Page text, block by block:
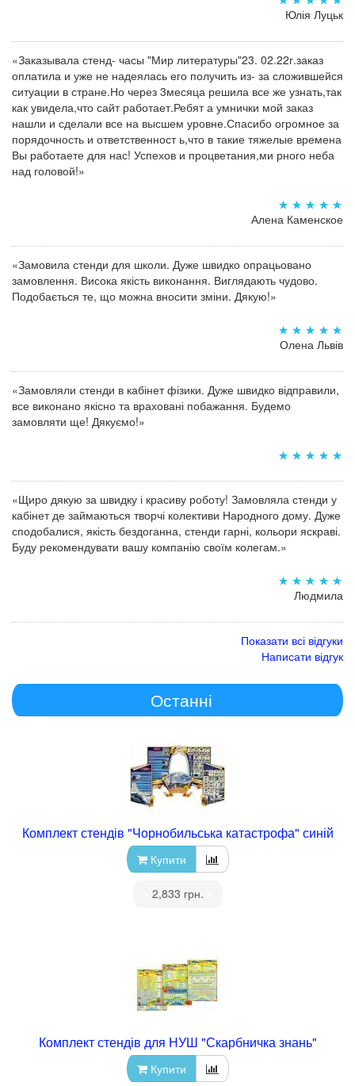
Юлія Луцьк
«Заказывала стенд- часы "Мир литературы"23. 02.22г.заказ
оплатила и уже не надеялась его получить из- за сложившейся
ситуации в стране.Но через 3месяца решила все же узнать,так
как увидела,что сайт работает.Ребят а умнички мой заказ
нашли и сделали все на высшем уровне.Спасибо огромное за
порядочность и ответственност ь,что в такие тяжелые времена
Вы работаете для нас! Успехов и процветания,ми рного неба
над головой!»
Алена Каменское
«Замовила стенди для школи. Дуже швидко опрацьовано
замовлення. Висока якість виконання. Виглядають чудово.
Подобається те, що можна вносити зміни. Дякую!»
Олена Львів
«Замовляли стенди в кабінет фізики. Дуже швидко відправили,
все виконано якісно та враховані побажання. Будемо
замовляти ще! Дякуємо!»
«Щиро дякую за швидку і красиву роботу! Замовляла стенди у
кабінет де займаються творчі колективи Народного дому. Дуже
сподобалися, якість бездоганна, стенди гарні, кольори яскраві.
Буду рекомендувати вашу компанію своїм колегам.»
Людмила
Показати всі відгуки
Написати відгук
Останні
Комплект стендів "Чорнобильська катастрофа" синій
Купити
2,833 грн.
Комплект стендів для НУШ "Скарбничка знань"
Купити